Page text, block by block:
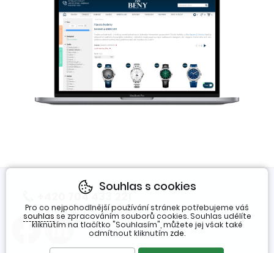
+420 704 433 221
(Po-Pá 7:30-16h)
Souhlas s cookies
Pro co nejpohodlnější používání stránek potřebujeme váš
souhlas se zpracováním souborů cookies. Souhlas udělíte
kliknutím na tlačítko "Souhlasím", můžete jej však také
odmítnout kliknutím zde.